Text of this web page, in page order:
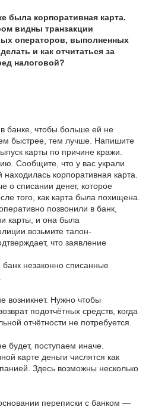
была корпоративная карта.
видны транзакции
операторов, выполненных
и как отчитаться за
налоговой?
в банке, чтобы больше ей не
быстрее, тем лучше. Напишите
карты по причине кражи.
Сообщите, что у вас украли
находилась корпоративная карта.
о списании денег, которое
того, как карта была похищена.
позвонили в банк,
карты, и она была
возьмите талон-
что заявление
банк незаконно списанные
возникнет. Нужно чтобы
подотчётных средств, когда
отчётности не потребуется.
будет, поступаем иначе.
карте деньги числятся как
Здесь возможны несколько
переписки с банком —